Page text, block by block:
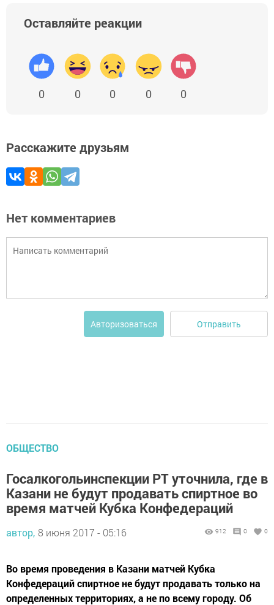
Оставляйте реакции
0 0 0 0 0
Расскажите друзьям
Нет комментариев
Авторизоваться Отправить
ОБЩЕСТВО
Госалкогольинспекции РТ уточнила, где в
Казани не будут продавать спиртное во
время матчей Кубка Конфедераций
автор, 8 июня 2017 - 05:16 912 0 0
Во время проведения в Казани матчей Кубка
Конфедераций спиртное не будут продавать только на
определенных территориях, а не по всему городу. Об